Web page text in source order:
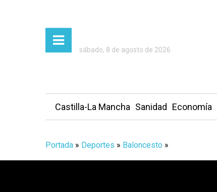
sábado, 8 de agosto de 2026
Castilla-La Mancha Sanidad Economía
Portada » Deportes » Baloncesto »